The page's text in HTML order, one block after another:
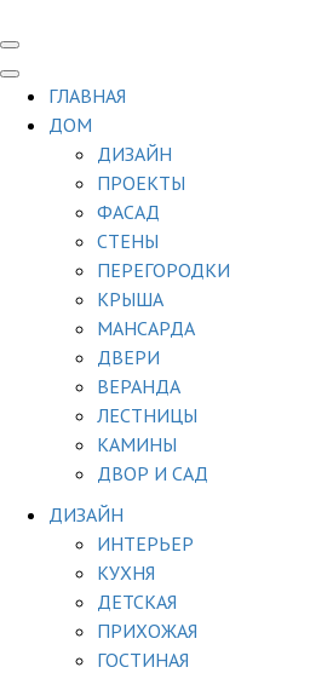
ГЛАВНАЯ
ДОМ
ДИЗАЙН
ПРОЕКТЫ
ФАСАД
СТЕНЫ
ПЕРЕГОРОДКИ
КРЫША
МАНСАРДА
ДВЕРИ
ВЕРАНДА
ЛЕСТНИЦЫ
КАМИНЫ
ДВОР И САД
ДИЗАЙН
ИНТЕРЬЕР
КУХНЯ
ДЕТСКАЯ
ПРИХОЖАЯ
ГОСТИНАЯ